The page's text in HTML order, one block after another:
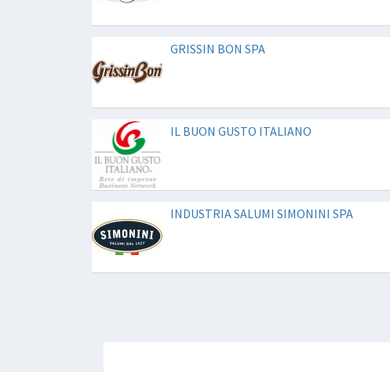
GRISSIN BON SPA
IL BUON GUSTO ITALIANO
INDUSTRIA SALUMI SIMONINI SPA